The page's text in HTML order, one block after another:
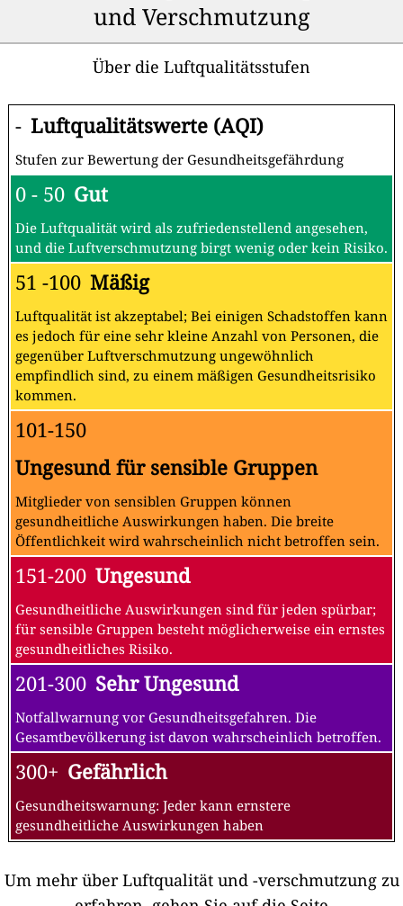
und Verschmutzung
Über die Luftqualitätsstufen
- Luftqualitätswerte (AQI)
Stufen zur Bewertung der Gesundheitsgefährdung
0 - 50 Gut
Die Luftqualität wird als zufriedenstellend angesehen,
und die Luftverschmutzung birgt wenig oder kein Risiko.
51 -100 Mäßig
Luftqualität ist akzeptabel; Bei einigen Schadstoffen kann
es jedoch für eine sehr kleine Anzahl von Personen, die
gegenüber Luftverschmutzung ungewöhnlich
empfindlich sind, zu einem mäßigen Gesundheitsrisiko
kommen.
101-150
Ungesund für sensible Gruppen
Mitglieder von sensiblen Gruppen können
gesundheitliche Auswirkungen haben. Die breite
Öffentlichkeit wird wahrscheinlich nicht betroffen sein.
151-200 Ungesund
Gesundheitliche Auswirkungen sind für jeden spürbar;
für sensible Gruppen besteht möglicherweise ein ernstes
gesundheitliches Risiko.
201-300 Sehr Ungesund
Notfallwarnung vor Gesundheitsgefahren. Die
Gesamtbevölkerung ist davon wahrscheinlich betroffen.
300+ Gefährlich
Gesundheitswarnung: Jeder kann ernstere
gesundheitliche Auswirkungen haben
Um mehr über Luftqualität und -verschmutzung zu